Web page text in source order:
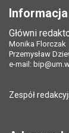
Liczba
Twój
Tytuł e-
Adres e-
Pytanie
Informacja
Główni
Monika Florczak
Przemysław
e-mail:
Zespół